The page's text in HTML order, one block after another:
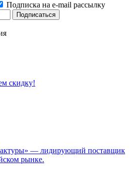
Подписка на e-mail рассылку
скидку!
— лидирующий поставщик
рынке.